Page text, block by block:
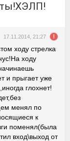
17.11.2014, 21:27
ходу стрелка
ходу
и прыгает уже
глохнет!
менял по
к
поменял(была
вход\выход от